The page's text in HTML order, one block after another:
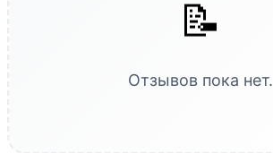
📝
Отзывов пока нет.